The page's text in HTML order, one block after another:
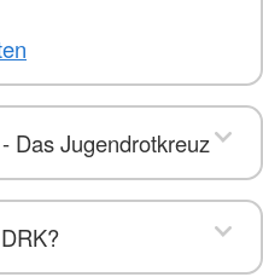
Das Jugendrotkreuz